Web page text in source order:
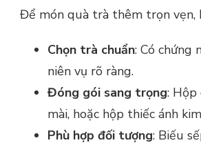
Để món quà trà thêm trọn vẹn,
Chọn trà chuẩn: Có chứng
niên vụ rõ ràng.
Đóng gói sang trọng: Hộp
mài, hoặc hộp thiếc ánh
Phù hợp đối tượng: Biếu